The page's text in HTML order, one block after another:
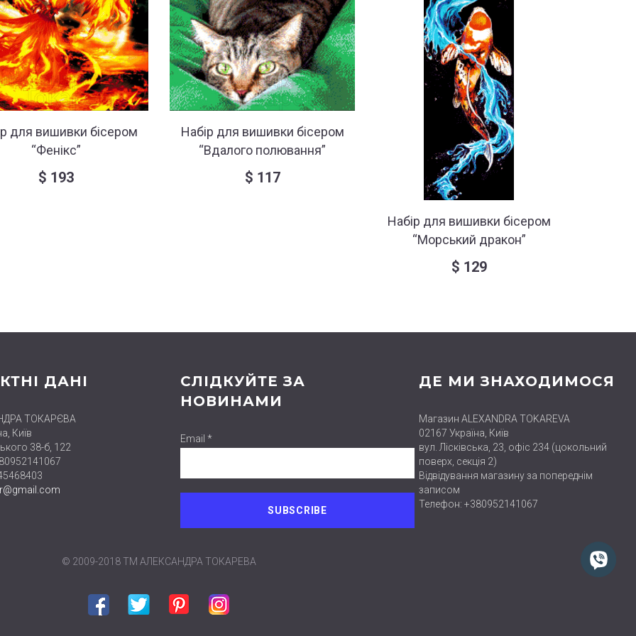
для вишивки бісером
“Фенікс”
$ 193
Набір для вишивки бісером
“Вдалого полювання”
$ 117
Набір для вишивки бісером
“Морський дракон”
$ 129
ДАНІ
ТОКАРЄВА
Київ
38-б, 122
СЛІДКУЙТЕ ЗА
НОВИНАМИ
Email *
ДЕ МИ ЗНАХОДИМОСЯ
Магазин ALEXANDRA TOKAREVA
02167 Україна, Київ
вул. Лісківська, 23, офіс 234 (цокольний
поверх, секція 2)
Відвідування магазину за попереднім
записом
Телефон: +380952141067
© 2009-2018 ТМ АЛЕКСАНДРА ТОКАРЕВА
FacebookTwitterPinterestInstagram